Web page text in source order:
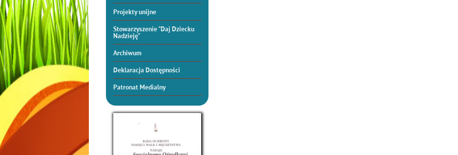
Projekty unijne
Stowarzyszenie "Daj Dziecku
Nadzieję"
Archiwum
Deklaracja Dostępności
Patronat Medialny